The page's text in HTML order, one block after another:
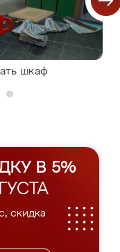
шкаф
В 5%
скидка